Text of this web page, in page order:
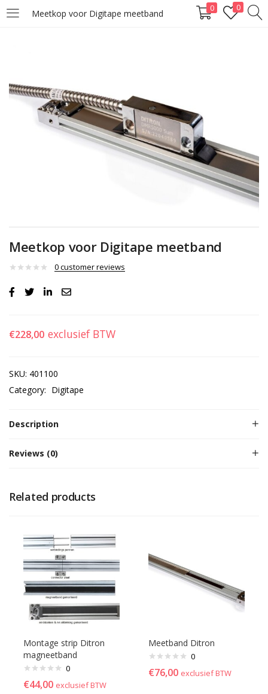
Meetkop voor Digitape meetband 0 0
LOGIN
Lost password?
Meetkop voor Digitape meetband
0customer reviews
€228,00 exclusief BTW
SKU: 401100
Category: Digitape
Description
Reviews (0)
Related products
Montage strip Ditron
magneetband
0
€44,00 exclusief BTW
Meetband Ditron
0
€76,00 exclusief BTW